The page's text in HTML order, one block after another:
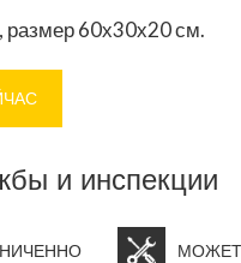
размер 60х30х20 см.
и инспекции